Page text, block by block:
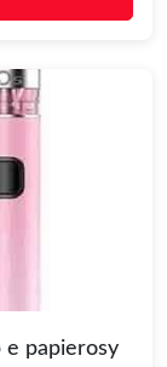
e papierosy